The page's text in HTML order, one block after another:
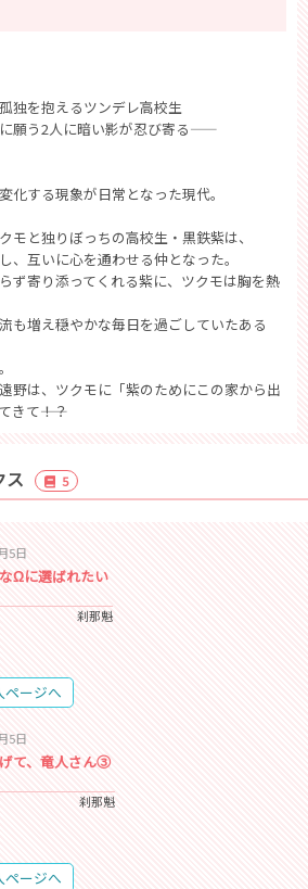
独を抱えるツンデレ高校生
う2人に暗い影が忍び寄る――
する現象が日常となった現代。
モと独りぼっちの高校生・黒鉄紫は、
、互いに心を通わせる仲となった。
ず寄り添ってくれる紫に、ツクモは胸を熱
も増え穏やかな毎日を過ごしていたある
野は、ツクモに「紫のためにこの家から出
て――！？
ス 5
5日
Ωに選ばれたい
刹那魁
ページへ
5日
て、竜人さん③
刹那魁
ページへ